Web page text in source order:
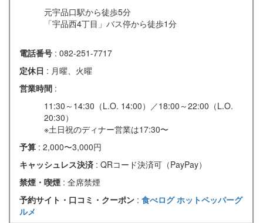
元宇品口駅から徒歩5分
「宇品西4丁目」バス停から徒歩1分
電話番号 : 082-251-7717
定休日 : 月曜、火曜
営業時間 :
11:30～14:30（L.O. 14:00）／18:00～22:00（L.O.
20:30）
※土日祝のディナー営業は17:30〜
予算 : 2,000〜3,000円
キャッシュレス決済 : QRコード決済可（PayPay）
禁煙・喫煙 : 全席禁煙
予約サイト・口コミ・クーポン : 食べログホットペッパーグ
ルメ